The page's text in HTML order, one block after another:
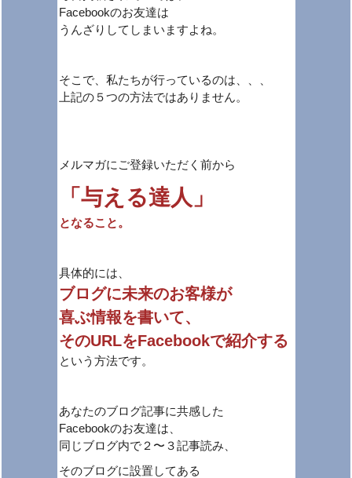
Facebookのお友達は
うんざりしてしまいますよね。
そこで、私たちが行っているのは、、、
上記の５つの方法ではありません。
メルマガにご登録いただく前から
「与える達人」
となること。
具体的には、
ブログに未来のお客様が
喜ぶ情報を書いて、
そのURLをFacebookで紹介する
という方法です。
あなたのブログ記事に共感した
Facebookのお友達は、
同じブログ内で２〜３記事読み、
そのブログに設置してある